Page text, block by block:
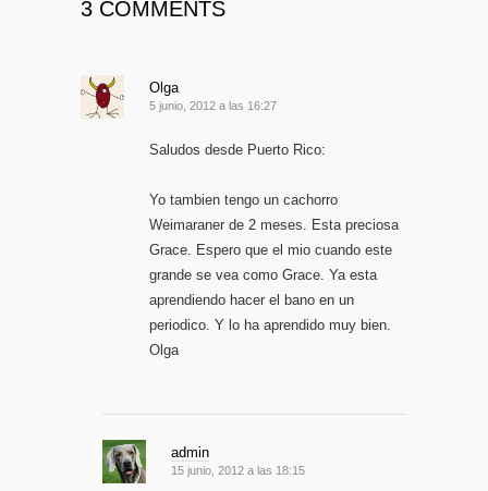
3 COMMENTS
Olga
5 junio, 2012 a las 16:27
Saludos desde Puerto Rico:
Yo tambien tengo un cachorro
Weimaraner de 2 meses. Esta preciosa
Grace. Espero que el mio cuando este
grande se vea como Grace. Ya esta
aprendiendo hacer el bano en un
periodico. Y lo ha aprendido muy bien.
Olga
admin
15 junio, 2012 a las 18:15